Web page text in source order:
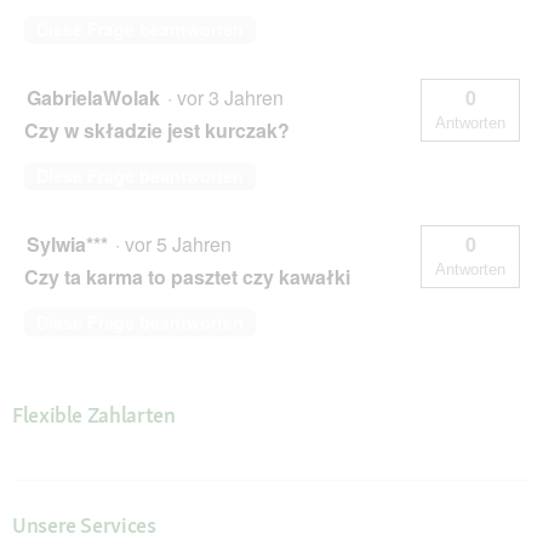
GabrielaWolak · vor 3 Jahren
Czy w składzie jest kurczak?
0
Antworten
Sylwia*** · vor 5 Jahren
Czy ta karma to pasztet czy kawałki
0
Antworten
Flexible Zahlarten
Unsere Services